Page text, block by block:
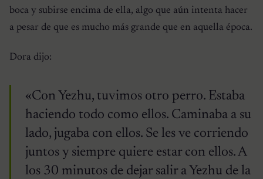
boca y subirse encima de ella, algo que aún intenta hacer
a pesar de que es mucho más grande que en aquella época.
Dora dijo:
«Con Yezhu, tuvimos otro perro. Estaba
haciendo todo como ellos. Caminaba a su
lado, jugaba con ellos. Se les ve corriendo
juntos y siempre quiere estar con ellos. A
los 30 minutos de dejar salir a Yezhu de la